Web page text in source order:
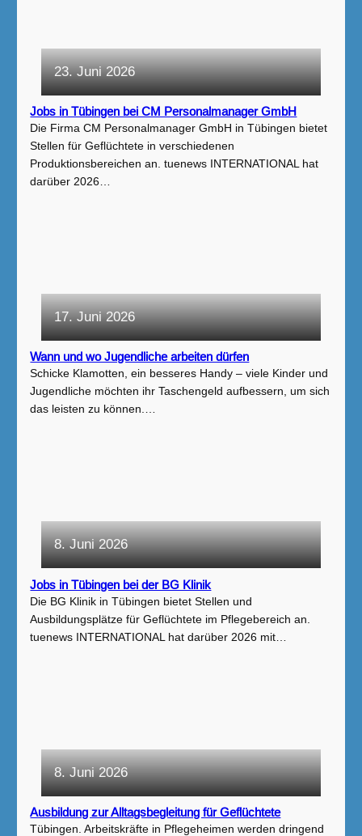
23. Juni 2026
Jobs in Tübingen bei CM Personalmanager GmbH
Die Firma CM Personalmanager GmbH in Tübingen bietet
Stellen für Geflüchtete in verschiedenen
Produktionsbereichen an. tuenews INTERNATIONAL hat
darüber 2026…
17. Juni 2026
Wann und wo Jugendliche arbeiten dürfen
Schicke Klamotten, ein besseres Handy – viele Kinder und
Jugendliche möchten ihr Taschengeld aufbessern, um sich
das leisten zu können.…
8. Juni 2026
Jobs in Tübingen bei der BG Klinik
Die BG Klinik in Tübingen bietet Stellen und
Ausbildungsplätze für Geflüchtete im Pflegebereich an.
tuenews INTERNATIONAL hat darüber 2026 mit…
8. Juni 2026
Ausbildung zur Alltagsbegleitung für Geflüchtete
Tübingen. Arbeitskräfte in Pflegeheimen werden dringend